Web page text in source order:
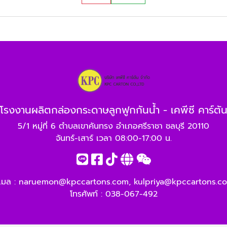
โรงงานผลิตกล่องกระดาษลูกฟูกกันน้ำ - เคพีซี คาร์ตัน
5/1 หมู่ที่ 6 ตำบลเขาคันทรง อำเภอศรีราชา ชลบุรี 20110
จันทร์-เสาร์ เวลา 08:00-17:00 น.
มล : naruemon@kpccartons.com,
โทรศัพท์ : 038-067-492